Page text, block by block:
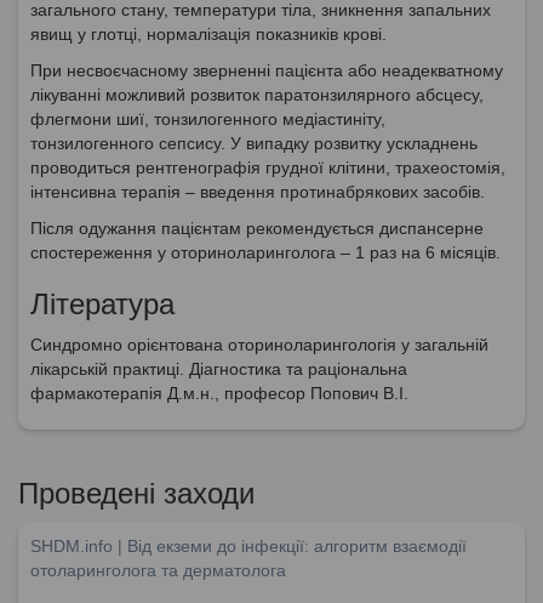
загального стану, температури тіла, зникнення запальних
явищ у глотці, нормалізація показників крові.
При несвоєчасному зверненні пацієнта або неадекватному
лікуванні можливий розвиток паратонзилярного абсцесу,
флегмони шиї, тонзилогенного медіастиніту,
тонзилогенного сепсису. У випадку розвитку ускладнень
проводиться рентгенографія грудної клітини, трахеостомія,
інтенсивна терапія – введення протинабрякових засобів.
Після одужання пацієнтам рекомендується диспансерне
спостереження у оториноларинголога – 1 раз на 6 місяців.
Література
Синдромно орієнтована оториноларингологія у загальній
лікарській практиці. Діагностика та раціональна
фармакотерапія Д.м.н., професор Попович В.І.
Проведені заходи
SHDM.info | Від екземи до інфекції: алгоритм взаємодії
отоларинголога та дерматолога